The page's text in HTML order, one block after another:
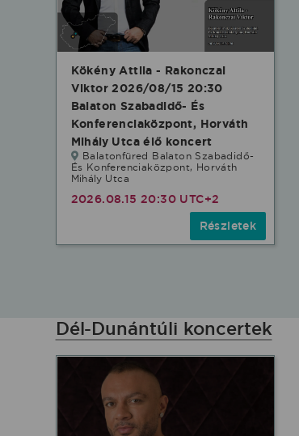
Kökény Attila - Rakonczai
Viktor 2026/08/15 20:30
Balaton Szabadidő- És
Konferenciaközpont, Horváth
Mihály Utca élő koncert
Balatonfüred Balaton Szabadidő-
És Konferenciaközpont, Horváth
Mihály Utca
2026.08.15 20:30 UTC+2
Részletek
Dél-Dunántúli koncertek